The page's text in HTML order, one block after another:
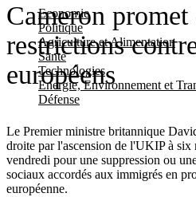
Economie
Politique
Agriculture et Alimentation
Santé
Technologies
Energie, Environnement et
Défense
Cameron
restrictions
européens
Le Premier ministre britannique
droite par l'ascension de l'UKIP à six
vendredi pour une suppression ou
sociaux accordés aux immigrés en
européenne.